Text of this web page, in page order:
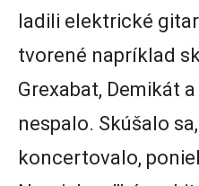
ladili elektrické
tvorené napríklad
Grexabat, Demikát
nespalo. Skúšalo
koncertovalo,